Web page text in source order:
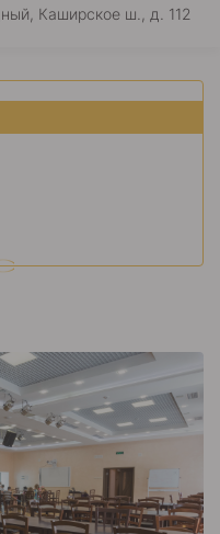
Каширское ш., д. 112